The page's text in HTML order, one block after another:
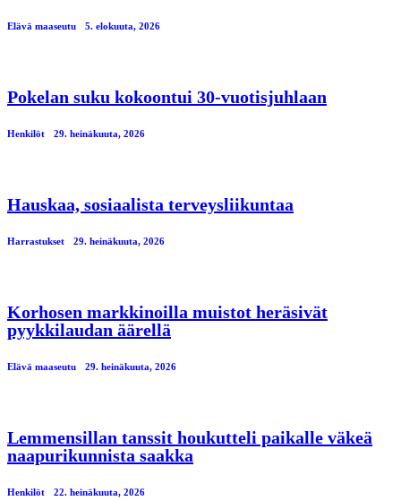
Elävä maaseutu 5. elokuuta, 2026
Pokelan suku kokoontui 30-vuotisjuhlaan
Henkilöt 29. heinäkuuta, 2026
Hauskaa, sosiaalista terveysliikuntaa
Harrastukset 29. heinäkuuta, 2026
Korhosen markkinoilla muistot heräsivät
pyykkilaudan äärellä
Elävä maaseutu 29. heinäkuuta, 2026
Lemmensillan tanssit houkutteli paikalle väkeä
naapurikunnista saakka
Henkilöt 22. heinäkuuta, 2026